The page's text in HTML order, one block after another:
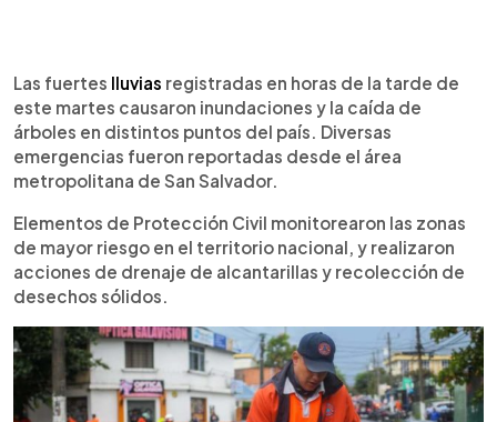
Escuchar artículo
Las fuertes lluvias registradas en horas de la tarde de
este martes causaron inundaciones y la caída de
árboles en distintos puntos del país. Diversas
emergencias fueron reportadas desde el área
metropolitana de San Salvador.
Elementos de Protección Civil monitorearon las zonas
de mayor riesgo en el territorio nacional, y realizaron
acciones de drenaje de alcantarillas y recolección de
desechos sólidos.